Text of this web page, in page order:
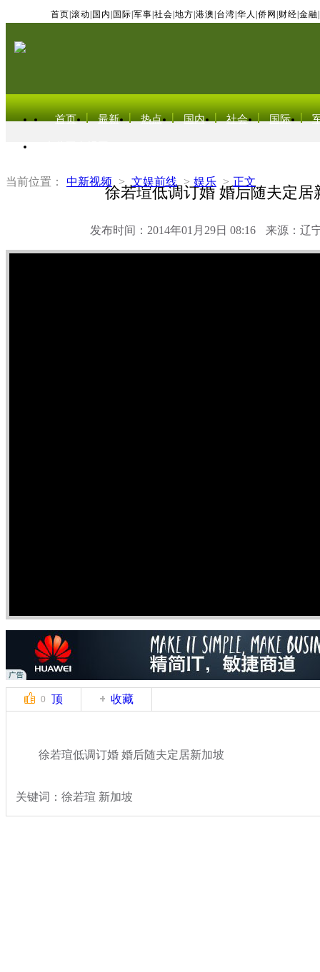
首页 滚动 国内 国际 军事 社会 地方 港澳 台湾 华人 侨网 财经 金融
首页 最新 热点 国内 社会 国际
当前位置： 中新视频 > 文娱前线 > 娱乐 > 正文
徐若瑄低调订婚 婚后随夫定居
发布时间：2014年01月29日 08:16 来源：辽
0 顶 收藏
徐若瑄低调订婚 婚后随夫定居新加坡
关键词：徐若瑄 新加坡